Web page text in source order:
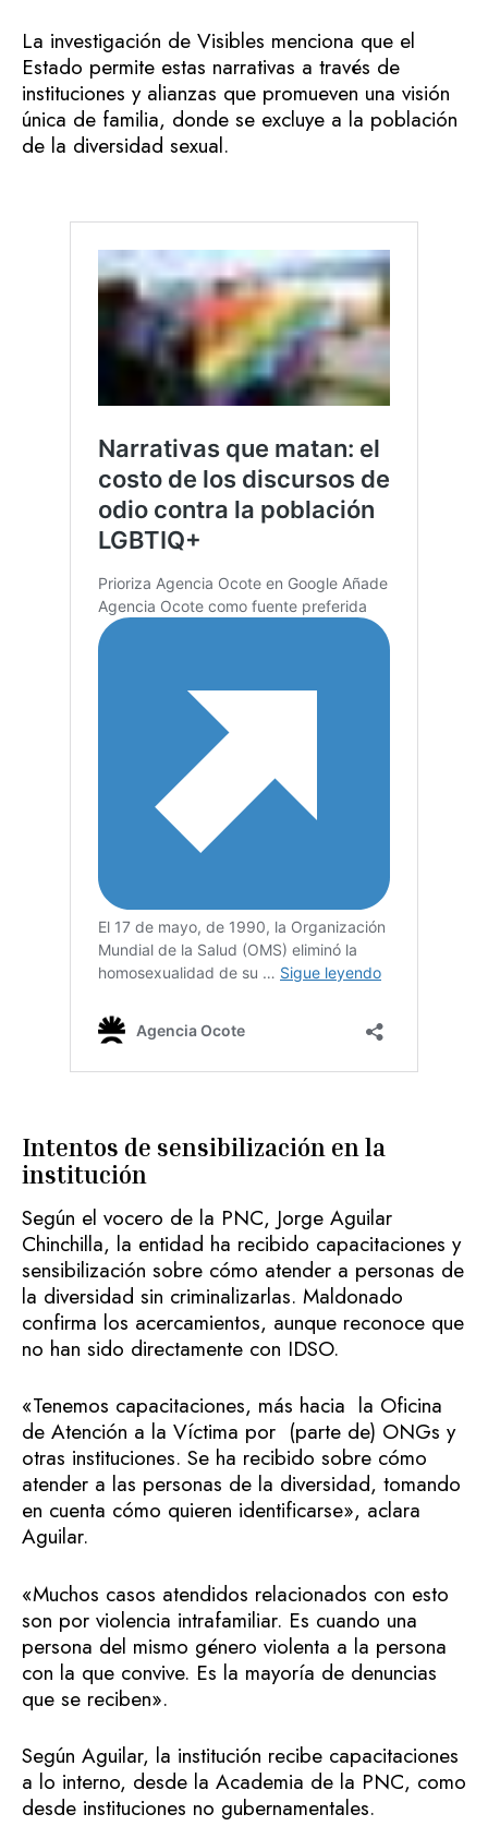
La investigación de Visibles menciona que el
Estado permite estas narrativas a través de
instituciones y alianzas que promueven una visión
única de familia, donde se excluye a la población
de la diversidad sexual.
Intentos de sensibilización en la
institución
Según el vocero de la PNC, Jorge Aguilar
Chinchilla, la entidad ha recibido capacitaciones y
sensibilización sobre cómo atender a personas de
la diversidad sin criminalizarlas. Maldonado
confirma los acercamientos, aunque reconoce que
no han sido directamente con IDSO.
«Tenemos capacitaciones, más hacia la Oficina
de Atención a la Víctima por (parte de) ONGs y
otras instituciones. Se ha recibido sobre cómo
atender a las personas de la diversidad, tomando
en cuenta cómo quieren identificarse», aclara
Aguilar.
«Muchos casos atendidos relacionados con esto
son por violencia intrafamiliar. Es cuando una
persona del mismo género violenta a la persona
con la que convive. Es la mayoría de denuncias
que se reciben».
Según Aguilar, la institución recibe capacitaciones
a lo interno, desde la Academia de la PNC, como
desde instituciones no gubernamentales.